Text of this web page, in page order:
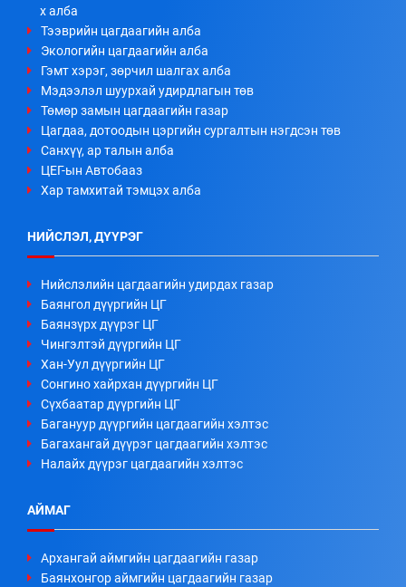
х алба
Тээврийн цагдаагийн алба
Экологийн цагдаагийн алба
Гэмт хэрэг, зөрчил шалгах алба
Мэдээлэл шуурхай удирдлагын төв
Төмөр замын цагдаагийн газар
Цагдаа, дотоодын цэргийн сургалтын нэгдсэн төв
Санхүү, ар талын алба
ЦЕГ-ын Автобааз
Хар тамхитай тэмцэх алба
НИЙСЛЭЛ, ДҮҮРЭГ
Нийслэлийн цагдаагийн удирдах газар
Баянгол дүүргийн ЦГ
Баянзүрх дүүрэг ЦГ
Чингэлтэй дүүргийн ЦГ
Хан-Уул дүүргийн ЦГ
Сонгино хайрхан дүүргийн ЦГ
Сүхбаатар дүүргийн ЦГ
Багануур дүүргийн цагдаагийн хэлтэс
Багахангай дүүрэг цагдаагийн хэлтэс
Налайх дүүрэг цагдаагийн хэлтэс
АЙМАГ
Архангай аймгийн цагдаагийн газар
Баянхонгор аймгийн цагдаагийн газар